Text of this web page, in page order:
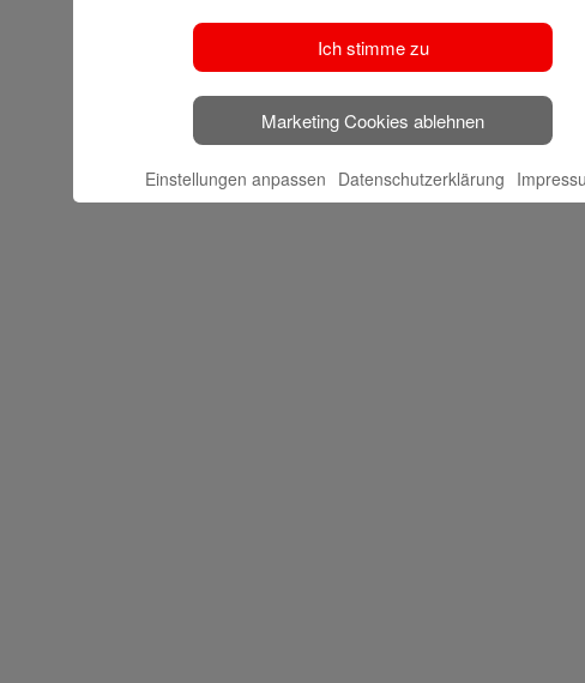
Ich stimme zu
Marketing Cookies ablehnen
Einstellungen anpassen Datenschutzerklärung